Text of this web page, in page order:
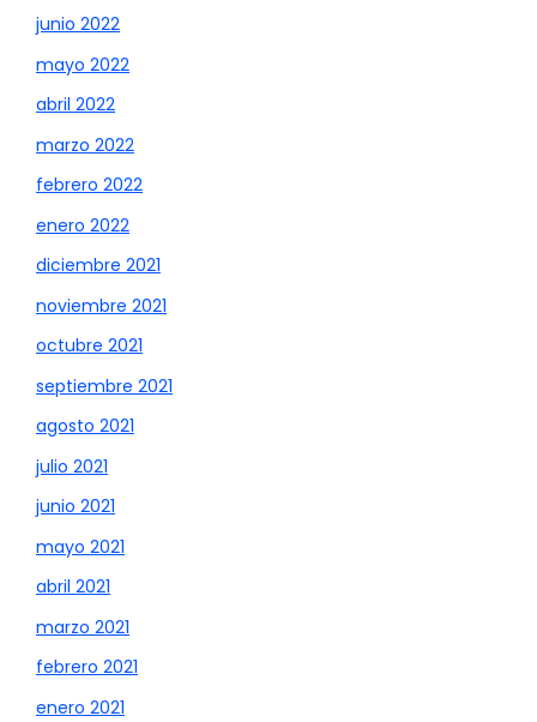
junio 2022
mayo 2022
abril 2022
marzo 2022
febrero 2022
enero 2022
diciembre 2021
noviembre 2021
octubre 2021
septiembre 2021
agosto 2021
julio 2021
junio 2021
mayo 2021
abril 2021
marzo 2021
febrero 2021
enero 2021